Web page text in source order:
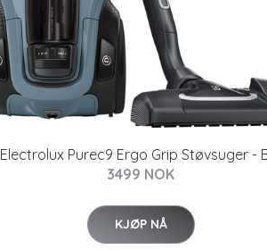
Electrolux Purec9 Ergo Grip Støvsuger -
3499 NOK
KJØP NÅ